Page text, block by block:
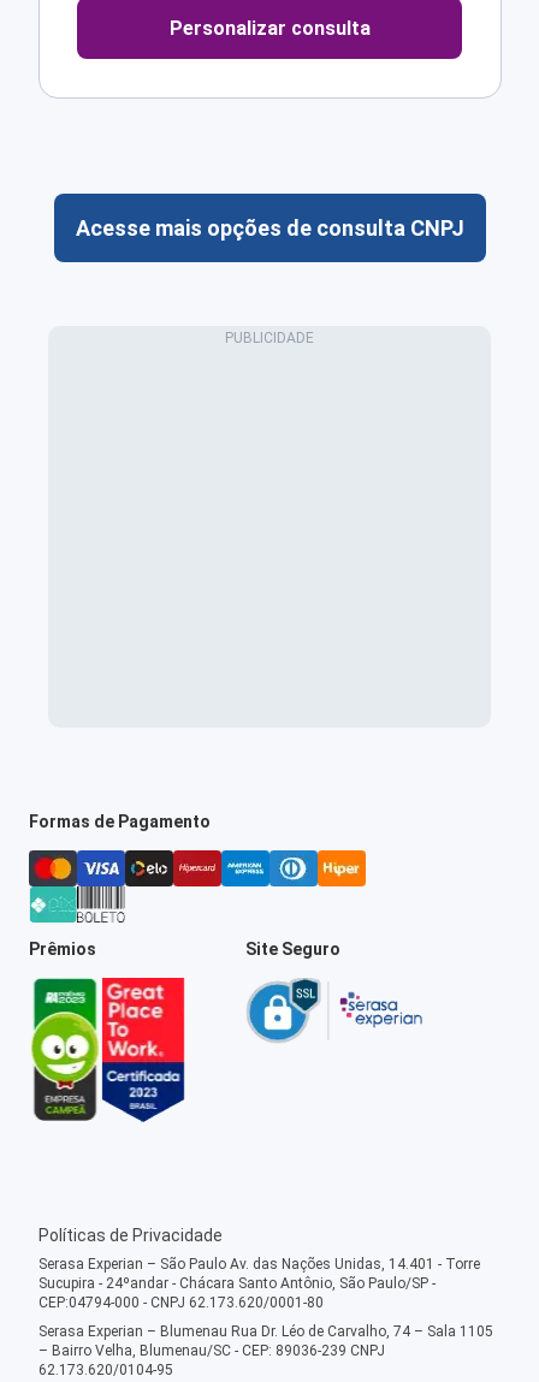
Personalizar consulta
Acesse mais opções de consulta CNPJ
Formas de Pagamento
Prêmios Site Seguro
Políticas de Privacidade
Serasa Experian – São Paulo Av. das Nações Unidas, 14.401 - Torre
Sucupira - 24ºandar - Chácara Santo Antônio, São Paulo/SP -
CEP:04794-000 - CNPJ 62.173.620/0001-80
Serasa Experian – Blumenau Rua Dr. Léo de Carvalho, 74 – Sala 1105
– Bairro Velha, Blumenau/SC - CEP: 89036-239 CNPJ
62.173.620/0104-95